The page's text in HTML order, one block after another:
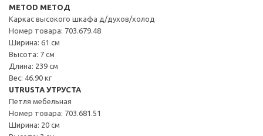
METOD МЕТОД
Каркас высокого шкафа д/духов/холод
Номер товара: 703.679.48
Ширина: 61 см
Высота: 7 см
Длина: 239 см
Вес: 46.90 кг
UTRUSTA УТРУСТА
Петля мебельная
Номер товара: 703.681.51
Ширина: 20 см